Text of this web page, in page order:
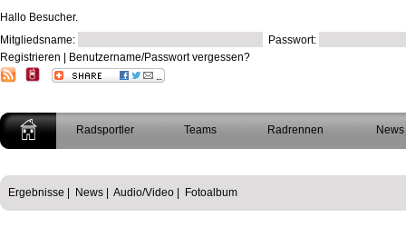
Hallo Besucher.
Mitgliedsname:
Passwort:
Registrieren
Benutzername/Passwort vergessen?
Radsportler Teams Radrennen News
Ergebnisse News Audio/Video Fotoalbum